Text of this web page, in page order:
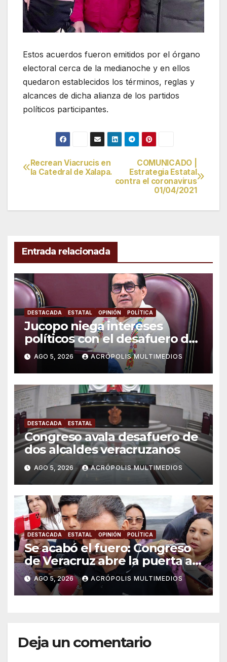
Estos acuerdos fueron emitidos por el órgano
electoral cerca de la medianoche y en ellos
quedaron establecidos los términos, reglas y
alcances de dicha alianza de los partidos
políticos participantes.
Navegación
entradas
COMUNICADO |
Estrategia Estatal
contra el coronavirus
01/04/2021
Recrean Viacrucis en
la Catedral de Xalapa.
Entrada relacionada
DESTACADA ESTATAL OPINIÓN POLÍTICA
Jucopo niega intereses
políticos con el desafuero de
alcaldes
AGO 5, 2026 ACRÓPOLIS MULTIMEDIOS
DESTACADA ESTATAL
Congreso avala desafuero de
dos alcaldes veracruzanos
AGO 5, 2026 ACRÓPOLIS MULTIMEDIOS
DESTACADA ESTATAL OPINIÓN POLÍTICA
Se acabó el fuero: Congreso
de Veracruz abre la puerta a
proceso penal contra alcalde
de Úrsulo Galván
AGO 5, 2026 ACRÓPOLIS MULTIMEDIOS
Deja un comentario